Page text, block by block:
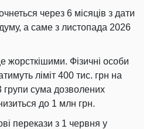
через 6 місяців з дати
а саме з листопада 2026
жорсткішими. Фізичні особи
ліміт 400 тис. грн на
сума дозволених
до 1 млн грн.
перекази з 1 червня у